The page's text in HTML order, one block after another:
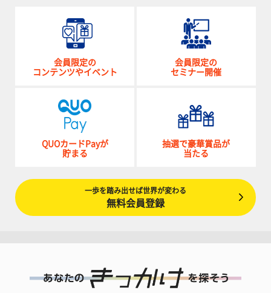
会員限定の
コンテンツやイベント
会員限定の
セミナー開催
QUOカードPayが
貯まる
抽選で豪華賞品が
当たる
一歩を踏み出せば世界が変わる
無料会員登録